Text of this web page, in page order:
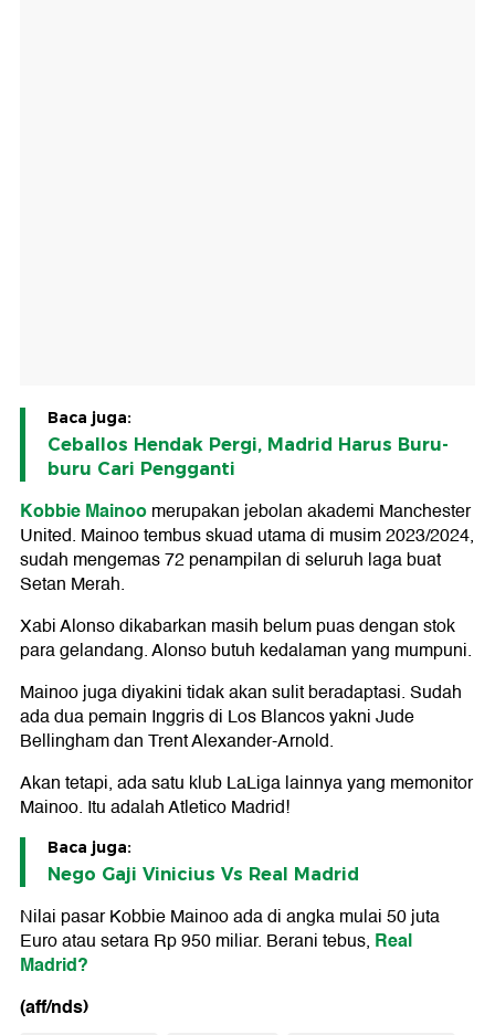
Baca juga:
Ceballos Hendak Pergi, Madrid Harus Buru-
buru Cari Pengganti
Kobbie Mainoomerupakan jebolan akademi Manchester
United. Mainoo tembus skuad utama di musim 2023/2024,
sudah mengemas 72 penampilan di seluruh laga buat
Setan Merah.
Xabi Alonso dikabarkan masih belum puas dengan stok
para gelandang. Alonso butuh kedalaman yang mumpuni.
Mainoo juga diyakini tidak akan sulit beradaptasi. Sudah
ada dua pemain Inggris di Los Blancos yakni Jude
Bellingham dan Trent Alexander-Arnold.
Akan tetapi, ada satu klub LaLiga lainnya yang memonitor
Mainoo. Itu adalah Atletico Madrid!
Baca juga:
Nego Gaji Vinicius Vs Real Madrid
Nilai pasar Kobbie Mainoo ada di angka mulai 50 juta
Euro atau setara Rp 950 miliar. Berani tebus, Real
Madrid?
(aff/nds)